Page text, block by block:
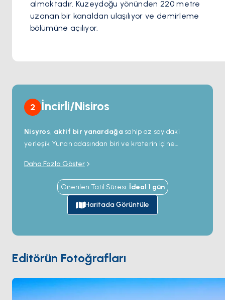
almaktadır. Kuzeydoğu yönünden 220 metre
uzanan bir kanaldan ulaşılıyor ve demirleme
bölümüne açılıyor.
2 İncirli/Nisiros
Nisyros, aktif bir yanardağa sahip az sayıdaki
yerleşik Yunan adasından biri ve kraterin içine
genişliğinde ve 260 metre derinliğindeki
son kez 1888'de patladı; bugün taban hâlâ
yanı başınızda durabileceğiniz kükürtlü fümarollerle
Mandrakiliman kasabası ortaçağdan
kalma Aziz Yuhanna Şövalyeleri kalesine karşı beyaz
demirleme noktaları soğumuş lavlardan oluşan
dramatik siyah kumlu plajları barındırıyor. Nisyros
Kos'tan 90 dakikalık yelken mesafesinde. Sezon
Mayıs ile Ekimarası açık.
Daha Fazla Göster
Önerilen Tatil Süresi: İdeal 1 gün
Haritada Görüntüle
Editörün Fotoğrafları